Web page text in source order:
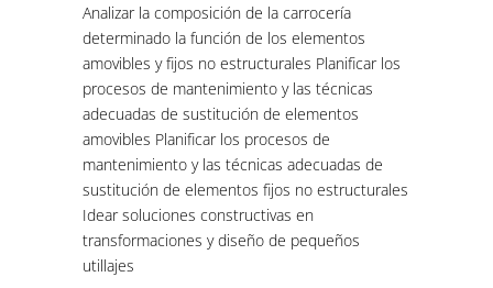
Analizar la composición de la carrocería
determinado la función de los elementos
amovibles y fijos no estructurales Planificar los
procesos de mantenimiento y las técnicas
adecuadas de sustitución de elementos
amovibles Planificar los procesos de
mantenimiento y las técnicas adecuadas de
sustitución de elementos fijos no estructurales
Idear soluciones constructivas en
transformaciones y diseño de pequeños
utillajes